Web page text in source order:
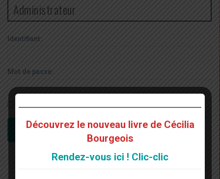
Administrateur
Identifiant:
Mot de passe:
Rester connecté
CONNEXION
Découvrez le nouveau livre de Cécilia
Bourgeois
Rendez-vous ici ! Clic-clic